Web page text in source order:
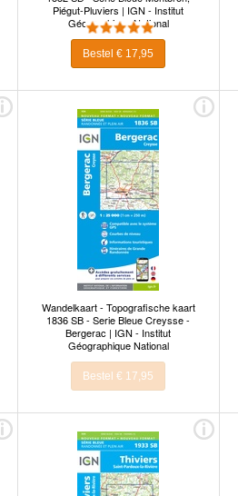
Piégut-Pluviers | IGN - Institut
Géographique National
Bestel € 17,95
Wandelkaart - Topografische kaart
1836 SB - Serie Bleue Creysse -
Bergerac | IGN - Institut
Géographique National
Bestel € 17,95